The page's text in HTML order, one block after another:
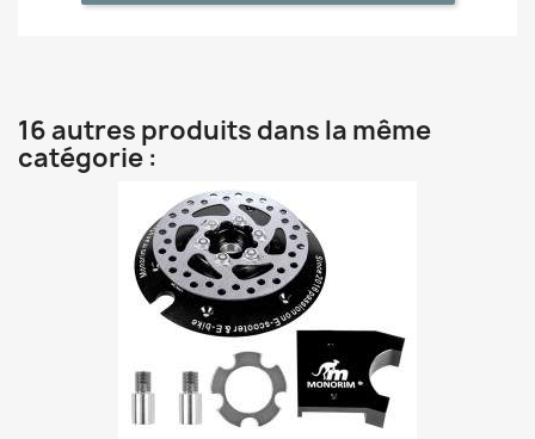
16 autres produits dans la même
catégorie :